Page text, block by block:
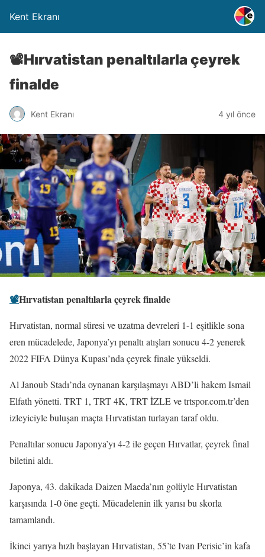
Kent Ekranı
📽️Hırvatistan penaltılarla çeyrek
finalde
Kent Ekranı 4 yıl önce
📽️Hırvatistan penaltılarla çeyrek finalde
Hırvatistan, normal süresi ve uzatma devreleri 1-1 eşitlikle sona
eren mücadelede, Japonya’yı penaltı atışları sonucu 4-2 yenerek
2022 FIFA Dünya Kupası’nda çeyrek finale yükseldi.
Al Janoub Stadı’nda oynanan karşılaşmayı ABD’li hakem Ismail
Elfath yönetti. TRT 1, TRT 4K, TRT İZLE ve trtspor.com.tr’den
izleyiciyle buluşan maçta Hırvatistan turlayan taraf oldu.
Penaltılar sonucu Japonya’yı 4-2 ile geçen Hırvatlar, çeyrek final
biletini aldı.
Japonya, 43. dakikada Daizen Maeda’nın golüyle Hırvatistan
karşısında 1-0 öne geçti. Mücadelenin ilk yarısı bu skorla
tamamlandı.
İkinci yarıya hızlı başlayan Hırvatistan, 55’te Ivan Perisic’in kafa